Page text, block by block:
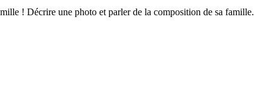
! Décrire une photo et parler de la composition de sa famille.